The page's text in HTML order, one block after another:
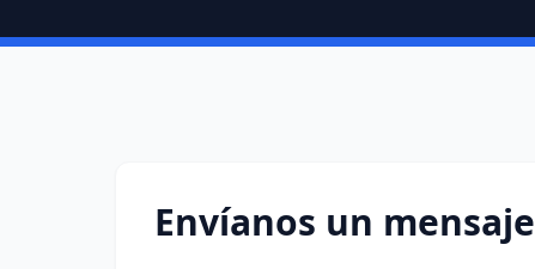
Envíanos un mensaje